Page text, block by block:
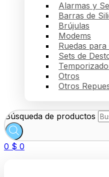
Alarmas y
Barras de
Brújulas
Modems
Ruedas
Sets de
Otros
Otros
Búsqueda de productos
0 $ 0